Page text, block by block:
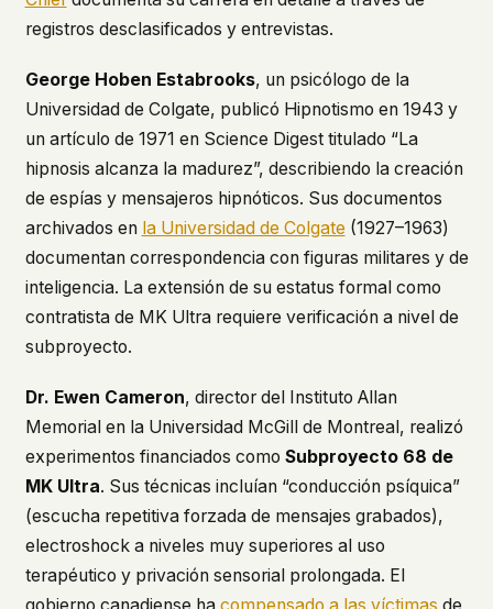
registros desclasificados y entrevistas.
George Hoben Estabrooks, un psicólogo de la
Universidad de Colgate, publicó Hipnotismo en 1943 y
un artículo de 1971 en Science Digesttitulado “La
hipnosis alcanza la madurez”, describiendo la creación
de espías y mensajeros hipnóticos. Sus documentos
archivados en la Universidad de Colgate (1927–1963)
documentan correspondencia con figuras militares y de
inteligencia. La extensión de su estatus formal como
contratista de MK Ultra requiere verificación a nivel de
subproyecto.
Dr. Ewen Cameron, director del Instituto Allan
Memorial en la Universidad McGill de Montreal, realizó
experimentos financiados como Subproyecto 68 de
MK Ultra. Sus técnicas incluían “conducción psíquica”
(escucha repetitiva forzada de mensajes grabados),
electroshock a niveles muy superiores al uso
terapéutico y privación sensorial prolongada. El
gobierno canadiense ha compensado a las víctimas de